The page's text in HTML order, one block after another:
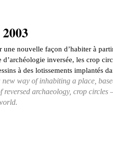
nouvelle façon d’habiter à
inversée, les crop
à des lotissements implantés
way of inhabiting a place,
reversed archaeology, crop